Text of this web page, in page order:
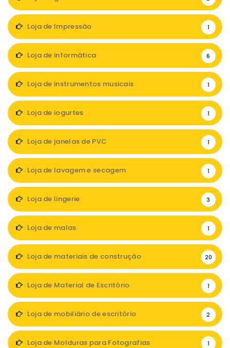
Loja de Impressão 1
Loja de informática 6
Loja de instrumentos musicais 1
Loja de iogurtes 1
Loja de janelas de PVC 1
Loja de lavagem e secagem 1
Loja de lingerie 3
Loja de malas 1
Loja de materiais de construção 20
Loja de Material de Escritório 1
Loja de mobiliário de escritório 2
Loja de Molduras para Fotografias 1